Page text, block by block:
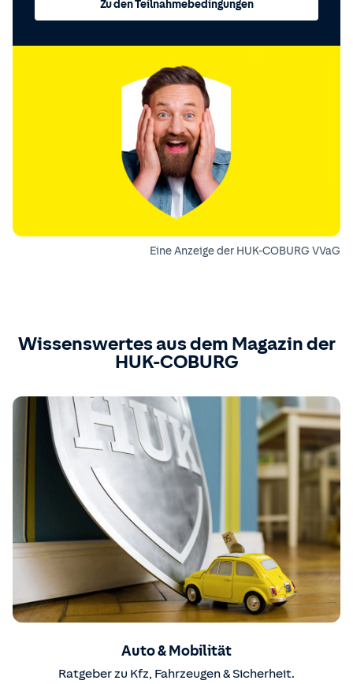
Zu den Teilnahmebedingungen
Eine Anzeige der HUK-COBURG VVaG
Wissenswertes aus dem Magazin der
HUK-COBURG
Auto & Mobilität
Ratgeber zu Kfz, Fahrzeugen & Sicherheit.